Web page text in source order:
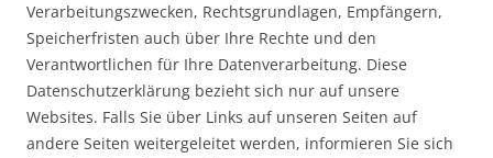
Verarbeitungszwecken, Rechtsgrundlagen, Empfängern,
Speicherfristen auch über Ihre Rechte und den
Verantwortlichen für Ihre Datenverarbeitung. Diese
Datenschutzerklärung bezieht sich nur auf unsere
Websites. Falls Sie über Links auf unseren Seiten auf
andere Seiten weitergeleitet werden, informieren Sie sich